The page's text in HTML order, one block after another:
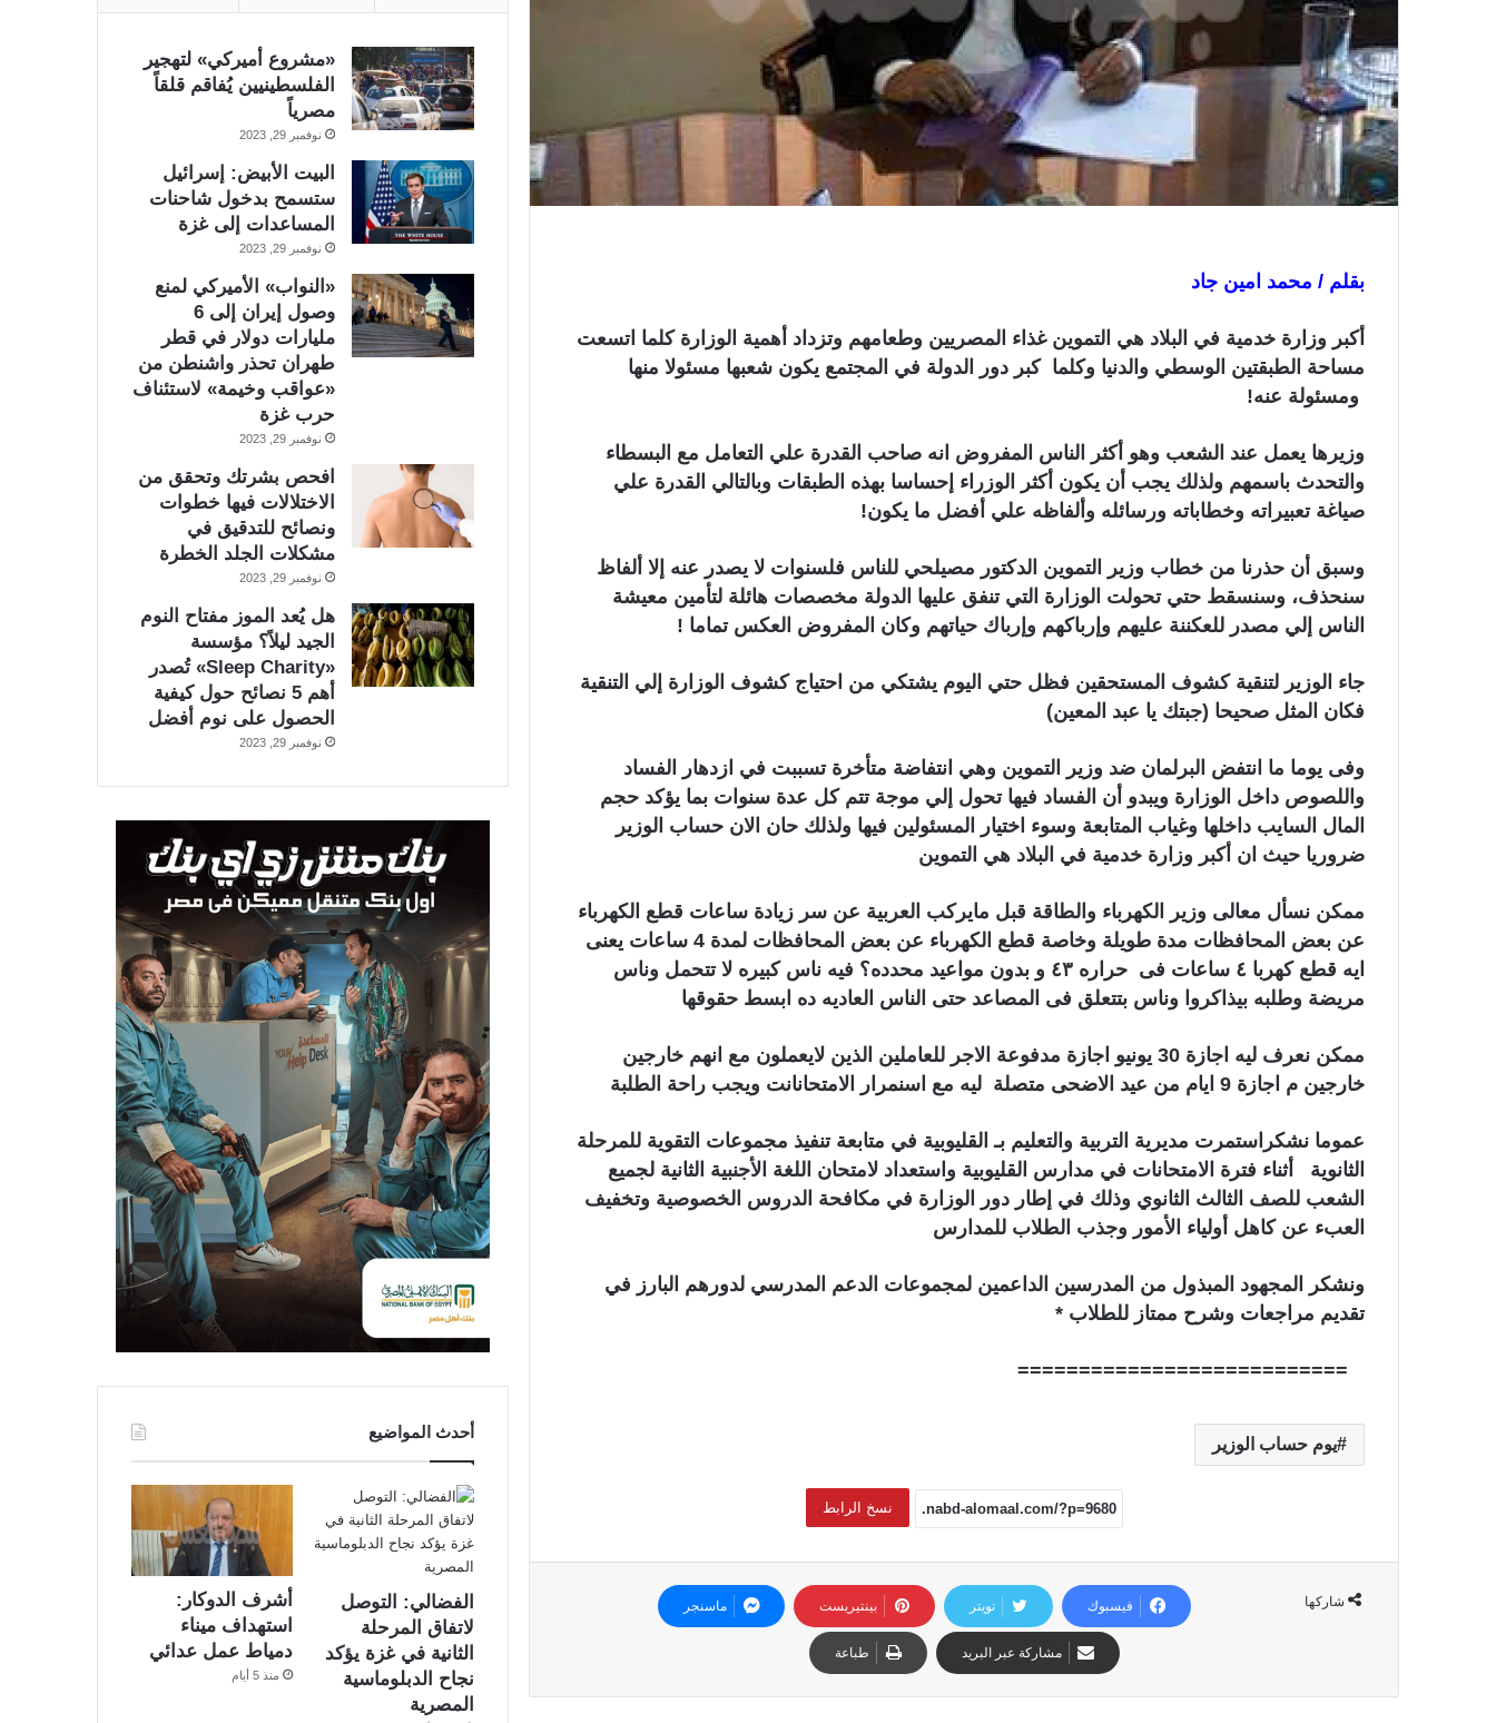
بقلم / محمد امين جاد
أكبر وزارة خدمية في البلاد هي التموين غذاء المصريين وطعامهم وتزداد أهمية الوزارة كلما اتسعت
مساحة الطبقتين الوسطي والدنيا وكلما كبر دور الدولة في المجتمع يكون شعبها مسئولا منها
ومسئولة عنه!
وزيرها يعمل عند الشعب وهو أكثر الناس المفروض انه صاحب القدرة علي التعامل مع البسطاء
والتحدث باسمهم ولذلك يجب أن يكون أكثر الوزراء إحساسا بهذه الطبقات وبالتالي القدرة علي
صياغة تعبيراته وخطاباته ورسائله وألفاظه علي أفضل ما يكون!
وسبق أن حذرنا من خطاب وزير التموين الدكتور مصيلحي للناس فلسنوات لا يصدر عنه إلا ألفاظ
سنحذف، وسنسقط حتي تحولت الوزارة التي تنفق عليها الدولة مخصصات هائلة لتأمين معيشة
الناس إلي مصدر للعكننة عليهم وإرباكهم وإرباك حياتهم وكان المفروض العكس تماما !
جاء الوزير لتنقية كشوف المستحقين فظل حتي اليوم يشتكي من احتياج كشوف الوزارة إلي التنقية
فكان المثل صحيحا (جبتك يا عبد المعين)
وفى يوما ما انتفض البرلمان ضد وزير التموين وهي انتفاضة متأخرة تسببت في ازدهار الفساد
واللصوص داخل الوزارة ويبدو أن الفساد فيها تحول إلي موجة تتم كل عدة سنوات بما يؤكد حجم
المال السايب داخلها وغياب المتابعة وسوء اختيار المسئولين فيها ولذلك حان الان حساب الوزير
ضروريا حيث ان أكبر وزارة خدمية في البلاد هي التموين
ممكن نسأل معالى وزير الكهرباء والطاقة قبل مايركب العربية عن سر زيادة ساعات قطع الكهرباء
عن بعض المحافظات مدة طويلة وخاصة قطع الكهرباء عن بعض المحافظات لمدة 4 ساعات يعنى
ايه قطع كهربا ٤ ساعات فى حراره ٤٣ و بدون مواعيد محدده؟ فيه ناس كبيره لا تتحمل وناس
مريضة وطلبه بيذاكروا وناس بتتعلق فى المصاعد حتى الناس العاديه ده ابسط حقوقها
ممكن نعرف ليه اجازة 30 يونيو اجازة مدفوعة الاجر للعاملين الذين لايعملون مع انهم خارجين
خارجين م اجازة 9 ايام من عيد الاضحى متصلة ليه مع اسنمرار الامتحانانت ويجب راحة الطلبة
عموما نشكراستمرت مديرية التربية والتعليم بـ القليوبية في متابعة تنفيذ مجموعات التقوية للمرحلة
الثانوية أثناء فترة الامتحانات في مدارس القليوبية واستعداد لامتحان اللغة الأجنبية الثانية لجميع
الشعب للصف الثالث الثانوي وذلك في إطار دور الوزارة في مكافحة الدروس الخصوصية وتخفيف
العبء عن كاهل أولياء الأمور وجذب الطلاب للمدارس
ونشكر
المجهود المبذول من المدرسين الداعمين لمجموعات الدعم المدرسي لدورهم البارز في
تقديم مراجعات وشرح ممتاز للطلاب *
===========================
يوم حساب الوزير
نسخ الرابط
شاركها فيسبوك تويتر بينتيريست ماسنجر
مشاركة عبر البريد طباعة
«مشروع أميركي» لتهجير
الفلسطينيين يُفاقم قلقاً
مصرياً
نوفمبر 29, 2023
البيت الأبيض: إسرائيل
ستسمح بدخول شاحنات
المساعدات إلى غزة
نوفمبر 29, 2023
«النواب» الأميركي لمنع
وصول إيران إلى 6
مليارات دولار في قطر
طهران تحذر واشنطن من
«عواقب وخيمة» لاستئناف
حرب غزة
نوفمبر 29, 2023
افحص بشرتك وتحقق من
الاختلالات فيها خطوات
ونصائح للتدقيق في
مشكلات الجلد الخطرة
نوفمبر 29, 2023
هل يُعد الموز مفتاح النوم
الجيد ليلاً؟ مؤسسة
«Sleep Charity» تُصدر
أهم 5 نصائح حول كيفية
الحصول على نوم أفضل
نوفمبر 29, 2023
أحدث المواضيع
الفضالي: التوصل
لاتفاق المرحلة
الثانية في غزة يؤكد
نجاح الدبلوماسية
المصرية
أشرف الدوكار:
استهداف ميناء
دمياط عمل عدائي
منذ 5 أيام